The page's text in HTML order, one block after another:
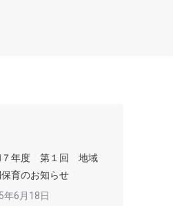
７年度 第１回 地域
育のお知らせ
年6月18日